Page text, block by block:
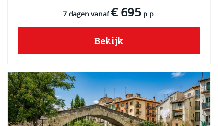
7 dagen vanaf € 695p.p.
Bekijk